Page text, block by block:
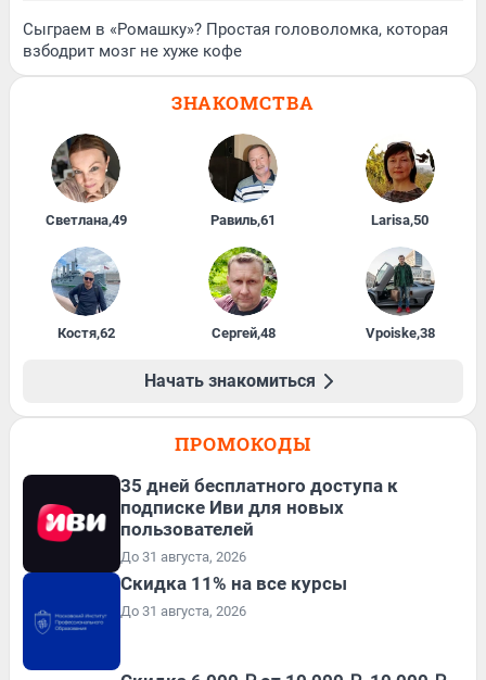
Сыграем в «Ромашку»? Простая головоломка, которая
взбодрит мозг не хуже кофе
ЗНАКОМСТВА
Светлана,49 Равиль,61 Larisa,50
Костя,62 Сергей,48 Vpoiske,38
Начать знакомиться
ПРОМОКОДЫ
35 дней бесплатного доступа к
подписке Иви для новых
пользователей
До 31 августа, 2026
Скидка 11% на все курсы
До 31 августа, 2026